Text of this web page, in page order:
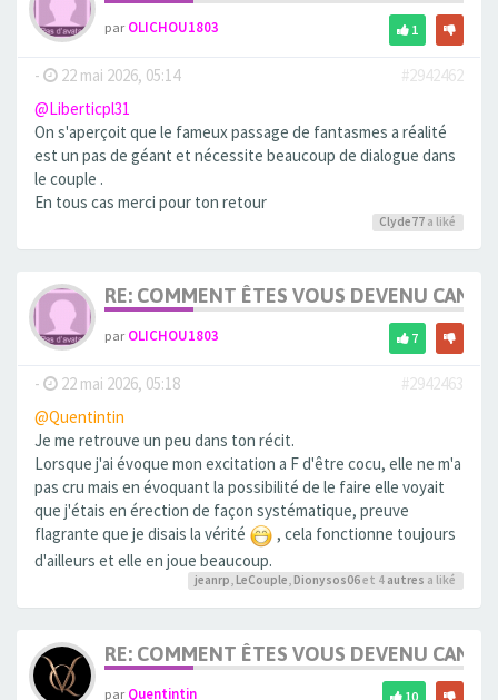
parOLICHOU1803 1
- 22 mai 2026, 05:14
#2942462
@Liberticpl31
On s'aperçoit que le fameux passage de fantasmes a réalité
est un pas de géant et nécessite beaucoup de dialogue dans
le couple .
En tous cas merci pour ton retour
Clyde77 a liké
RE: COMMENT ÊTES VOUS DEVENU
parOLICHOU1803 7
- 22 mai 2026, 05:18
#2942463
@Quentintin
Je me retrouve un peu dans ton récit.
Lorsque j'ai évoque mon excitation a F d'être cocu, elle ne m'a
pas cru mais en évoquant la possibilité de le faire elle voyait
que j'étais en érection de façon systématique, preuve
flagrante que je disais la vérité
, cela fonctionne toujours
d'ailleurs et elle en joue beaucoup.
jeanrp, LeCouple, Dionysos06et 4 autres a liké
RE: COMMENT ÊTES VOUS DEVENU
parQuentintin 10